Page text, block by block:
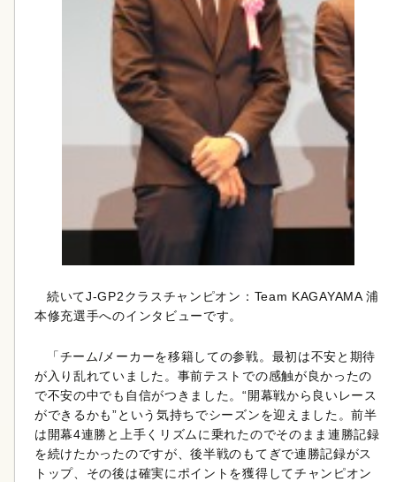
続いてJ-GP2クラスチャンピオン：Team KAGAYAMA 浦
本修充選手へのインタビューです。
「チーム/メーカーを移籍しての参戦。最初は不安と期待
が入り乱れていました。事前テストでの感触が良かったの
で不安の中でも自信がつきました。“開幕戦から良いレース
ができるかも”という気持ちでシーズンを迎えました。前半
は開幕4連勝と上手くリズムに乗れたのでそのまま連勝記録
を続けたかったのですが、後半戦のもてぎで連勝記録がス
トップ、その後は確実にポイントを獲得してチャンピオン